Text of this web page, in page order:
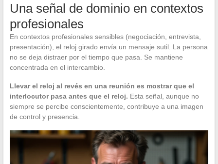
Una señal de dominio en contextos
profesionales
En contextos profesionales sensibles (negociación, entrevista,
presentación), el reloj girado envía un mensaje sutil. La persona
no se deja distraer por el tiempo que pasa. Se mantiene
concentrada en el intercambio.
Llevar el reloj al revés en una reunión es mostrar que el
interlocutor pasa antes que el reloj. Esta señal, aunque no
siempre se percibe conscientemente, contribuye a una imagen
de control y presencia.